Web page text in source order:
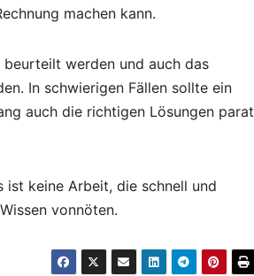
machen kann.
werden und auch das
In schwierigen Fällen sollte ein
auch die richtigen Lösungen parat
ist keine Arbeit, die schnell und
vonnöten.